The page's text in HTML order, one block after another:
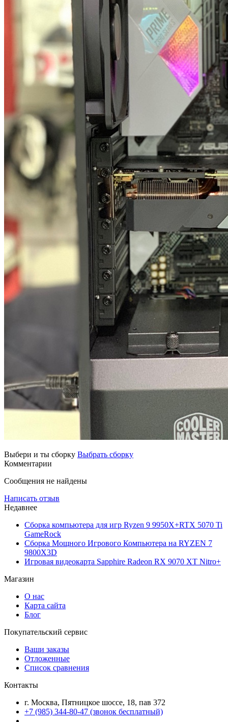
Выбери и ты сборку Выбрать сборку
Комментарии
Сообщения не найдены
Написать отзыв
Недавнее
Сборка компьютера для игр Ryzen 9 9950X+RTX 5070 Ti
GameRock
Сборка Мощного Игрового Компьютера на RYZEN 7
9800X3D
Игровая видеокарта Sapphire Radeon RX 9070 XT Nitro+
Магазин
О нас
Карта сайта
Блог
Покупательский сервис
Ваши заказы
Отложенные
Список сравнения
Контакты
г. Москва, Пятницкое шоссе, 18, пав 372
+7 (985) 344-80-47 (звонок бесплатный)